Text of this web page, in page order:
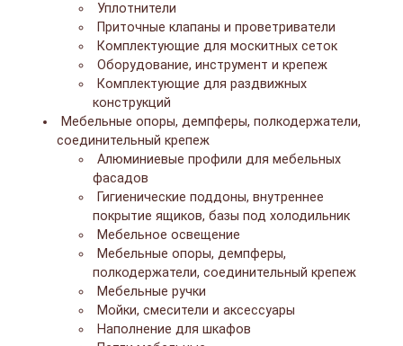
Уплотнители
Приточные клапаны и проветриватели
Комплектующие для москитных сеток
Оборудование, инструмент и крепеж
Комплектующие для раздвижных
конструкций
Мебельные опоры, демпферы, полкодержатели,
соединительный крепеж
Алюминиевые профили для мебельных
фасадов
Гигиенические поддоны, внутреннее
покрытие ящиков, базы под холодильник
Мебельное освещение
Мебельные опоры, демпферы,
полкодержатели, соединительный крепеж
Мебельные ручки
Мойки, смесители и аксессуары
Наполнение для шкафов